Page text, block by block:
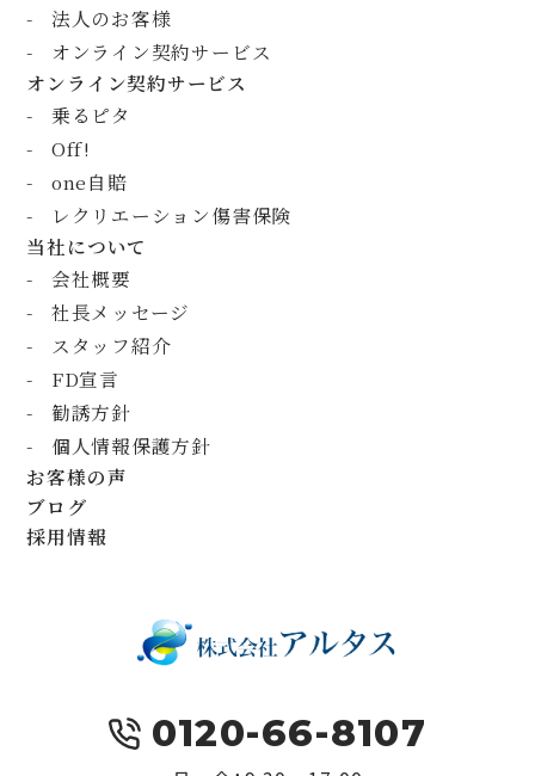
法人のお客様
オンライン契約サービス
オンライン契約サービス
乗るピタ
Off!
one自賠
レクリエーション傷害保険
当社について
会社概要
社長メッセージ
スタッフ紹介
FD宣言
勧誘方針
個人情報保護方針
お客様の声
ブログ
採用情報
0120-66-8107